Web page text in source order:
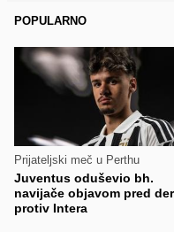
POPULARNO
Prijateljski meč u Perthu
Juventus oduševio bh.
navijače objavom pred
protiv Intera